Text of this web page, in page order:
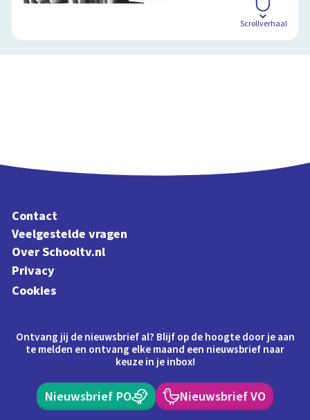
Scrollverhaal
Contact
Veelgestelde vragen
Over Schooltv.nl
Privacy
Cookies
Ontvang jij de nieuwsbrief al? Blijf op de hoogte door je aan
te melden en ontvang elke maand een nieuwsbrief naar
keuze in je inbox!
Nieuwsbrief PO Nieuwsbrief VO